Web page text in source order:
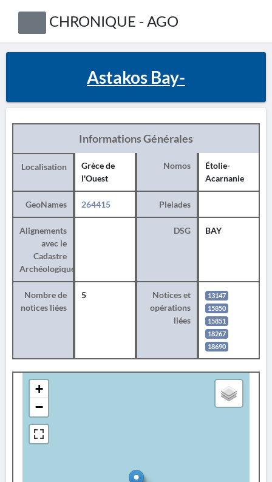
CHRONIQUE - AGO
Astakos Bay-
Informations Générales
Localisation
Grèce de
l'Ouest
Nomos
Étolie-
Acarnanie
GeoNames 264415 Pleiades
Alignements
avec le
Cadastre
Archéologique
DSG BAY
Nombre de
notices liées
5
Notices et
opérations
liées
13147
15850
15851
18267
18690
+
−